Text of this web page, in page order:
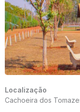
Localização
Cachoeira dos